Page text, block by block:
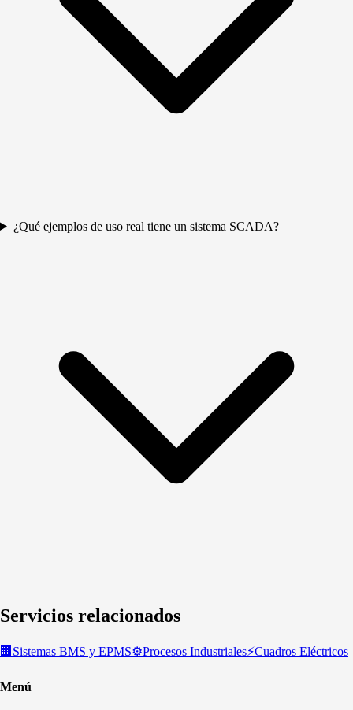
¿Qué ejemplos de uso real tiene un sistema SCADA?
Servicios relacionados
🏢 Sistemas BMS y EPMS⚙️Procesos Industriales⚡Cuadros Eléctricos
Menú